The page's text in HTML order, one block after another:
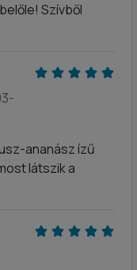
Szívből
ananász ízű
látszik a